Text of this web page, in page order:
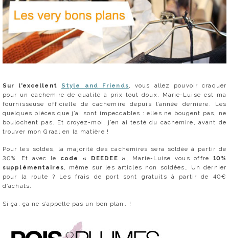
Sur l’excellent Style and Friends , vous allez pouvoir craquer
pour un cachemire de qualité à prix tout doux. Marie-Luise est ma
fournisseuse officielle de cachemire depuis l’année dernière. Les
quelques pièces que j’ai sont impeccables : elles ne bougent pas, ne
boulochent pas. Et croyez-moi, j’en ai testé du cachemire, avant de
trouver mon Graal en la matière !
Pour les soldes, la majorité des cachemires sera soldée à partir de
30%. Et avec le code « DEEDEE » , Marie-Luise vous offre 10%
supplémentaires, même sur les articles non soldées… Un dernier
pour la route ? Les frais de port sont gratuits à partir de 40€
d’achats.
Si ça, ça ne s’appelle pas un bon plan… !